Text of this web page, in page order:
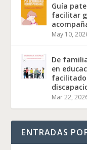
Guía
facilitar
May 10,
De
en
Mar 22,
ENTRADAS